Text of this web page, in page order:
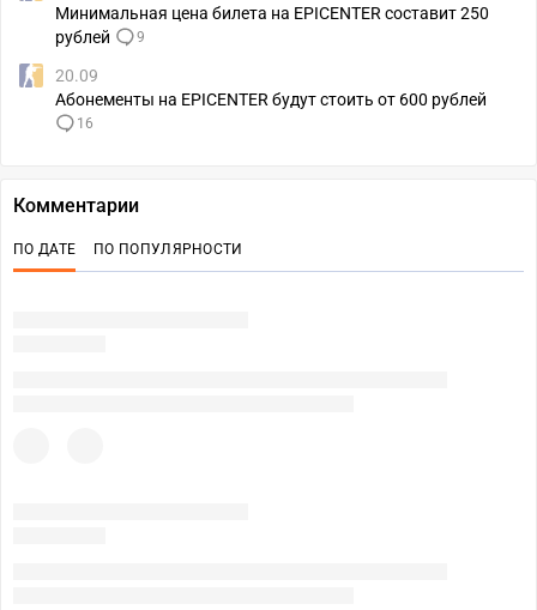
Минимальная цена билета на EPICENTER cоставит 250
рублей
9
20.09
Абонементы на EPICENTER будут стоить от 600 рублей
16
Комментарии
ПО ДАТЕ ПО ПОПУЛЯРНОСТИ